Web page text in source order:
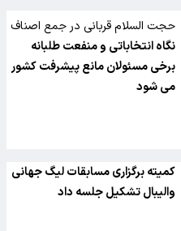
حجت السلام قربانی در جمع اصناف
و بازار:
نگاه انتخاباتی و منفعت طلبانه
برخی مسئولان مانع پیشرفت کشور
می شود
کمیته برگزاری مسابقات لیگ جهانی
والیبال تشکیل جلسه داد